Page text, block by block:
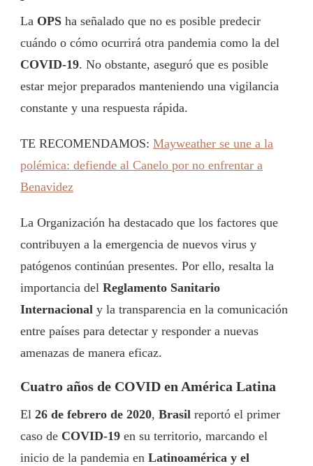
La OPS ha señalado que no es posible predecir
cuándo o cómo ocurrirá otra pandemia como la del
COVID-19. No obstante, aseguró que es posible
estar mejor preparados manteniendo una vigilancia
constante y una respuesta rápida.
TE RECOMENDAMOS: Mayweather se une a la
polémica: defiende al Canelo por no enfrentar a
Benavidez
La Organización ha destacado que los factores que
contribuyen a la emergencia de nuevos virus y
patógenos continúan presentes. Por ello, resalta la
importancia del Reglamento Sanitario
Internacional y la transparencia en la comunicación
entre países para detectar y responder a nuevas
amenazas de manera eficaz.
Cuatro años de COVID en América Latina
El 26 de febrero de 2020, Brasil reportó el primer
caso de COVID-19 en su territorio, marcando el
inicio de la pandemia en Latinoamérica y el